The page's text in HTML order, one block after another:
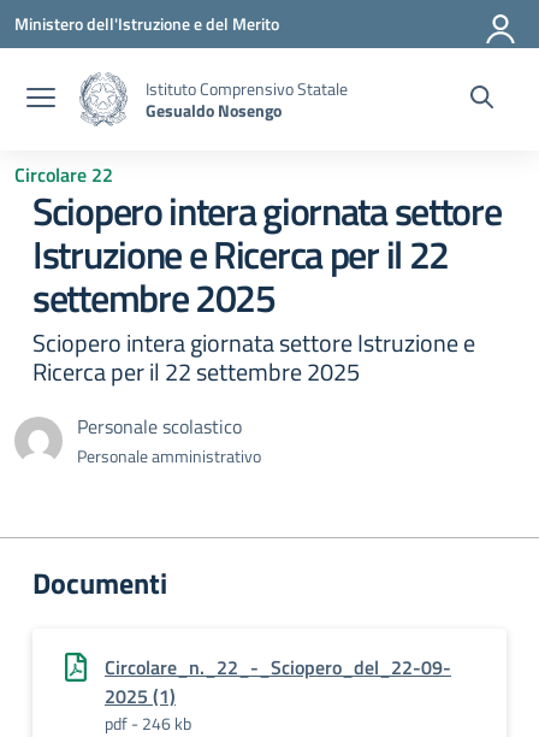
Vai ai contenuti
Vai al menu di navigazione
Vai al footer
Ministero dell'Istruzione e del Merito
Istituto Comprensivo Statale
Gesualdo Nosengo
Circolare 22
Sciopero intera giornata settore
Istruzione e Ricerca per il 22
settembre 2025
Sciopero intera giornata settore Istruzione e
Ricerca per il 22 settembre 2025
Personale scolastico
Personale amministrativo
Documenti
Circolare_n._22_-_Sciopero_del_22-09-
2025 (1)
pdf - 246 kb